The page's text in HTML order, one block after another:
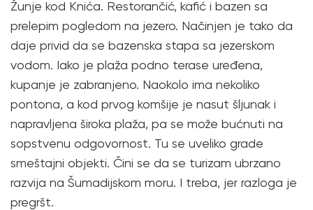
Žunje kod Knića. Restorančić, kafić i bazen sa
prelepim pogledom na jezero. Načinjen je tako da
daje privid da se bazenska stapa sa jezerskom
vodom. Iako je plaža podno terase uređena,
kupanje je zabranjeno. Naokolo ima nekoliko
pontona, a kod prvog komšije je nasut šljunak i
napravljena široka plaža, pa se može bućnuti na
sopstvenu odgovornost. Tu se uveliko grade
smeštajni objekti. Čini se da se turizam ubrzano
razvija na Šumadijskom moru. I treba, jer razloga je
pregršt.